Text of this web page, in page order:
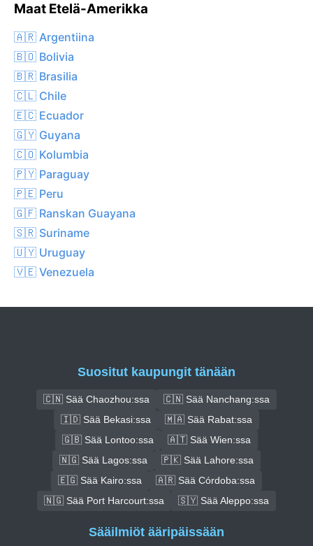
Maat Etelä-Amerikka
🇦🇷 Argentiina
🇧🇴 Bolivia
🇧🇷 Brasilia
🇨🇱 Chile
🇪🇨 Ecuador
🇬🇾 Guyana
🇨🇴 Kolumbia
🇵🇾 Paraguay
🇵🇪 Peru
🇬🇫 Ranskan Guayana
🇸🇷 Suriname
🇺🇾 Uruguay
🇻🇪 Venezuela
Suositut kaupungit tänään
🇨🇳 Sää Chaozhou:ssa
🇨🇳 Sää Nanchang:ssa
🇮🇩 Sää Bekasi:ssa
🇲🇦 Sää Rabat:ssa
🇬🇧 Sää Lontoo:ssa
🇦🇹 Sää Wien:ssa
🇳🇬 Sää Lagos:ssa
🇵🇰 Sää Lahore:ssa
🇪🇬 Sää Kairo:ssa
🇦🇷 Sää Córdoba:ssa
🇳🇬 Sää Port Harcourt:ssa
🇸🇾 Sää Aleppo:ssa
Sääilmiöt ääripäissään